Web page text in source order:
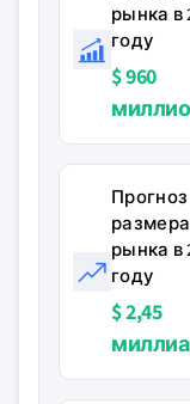
рынка в
году
$ 960
Прогноз
размера
рынка в
году
$ 2,45